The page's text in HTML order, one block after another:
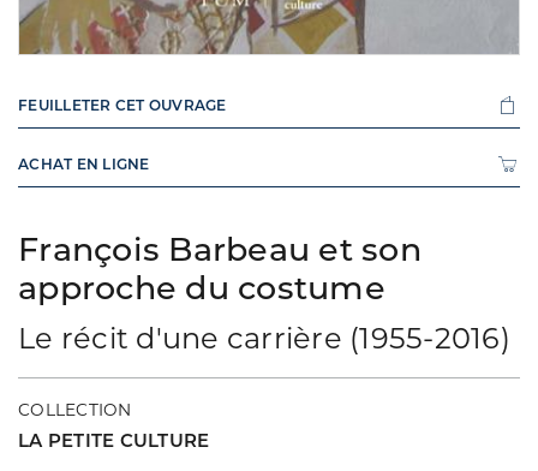
François Barbeau et son
approche du costume
Le récit d'une carrière (1955-2016)
COLLECTION
LA PETITE CULTURE
FEUILLETER CET OUVRAGE
ACHAT EN LIGNE